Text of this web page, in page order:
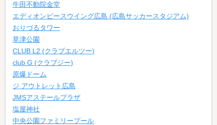
牛田不動院金堂
エディオンピースウイング広島 (広島サッカースタジアム)
おりづるタワー
草津公園
CLUB L2 (クラブエルツー)
club G (クラブジー)
原爆ドーム
ジ アウトレット広島
JMSアステールプラザ
塩屋神社
中央公園ファミリープール